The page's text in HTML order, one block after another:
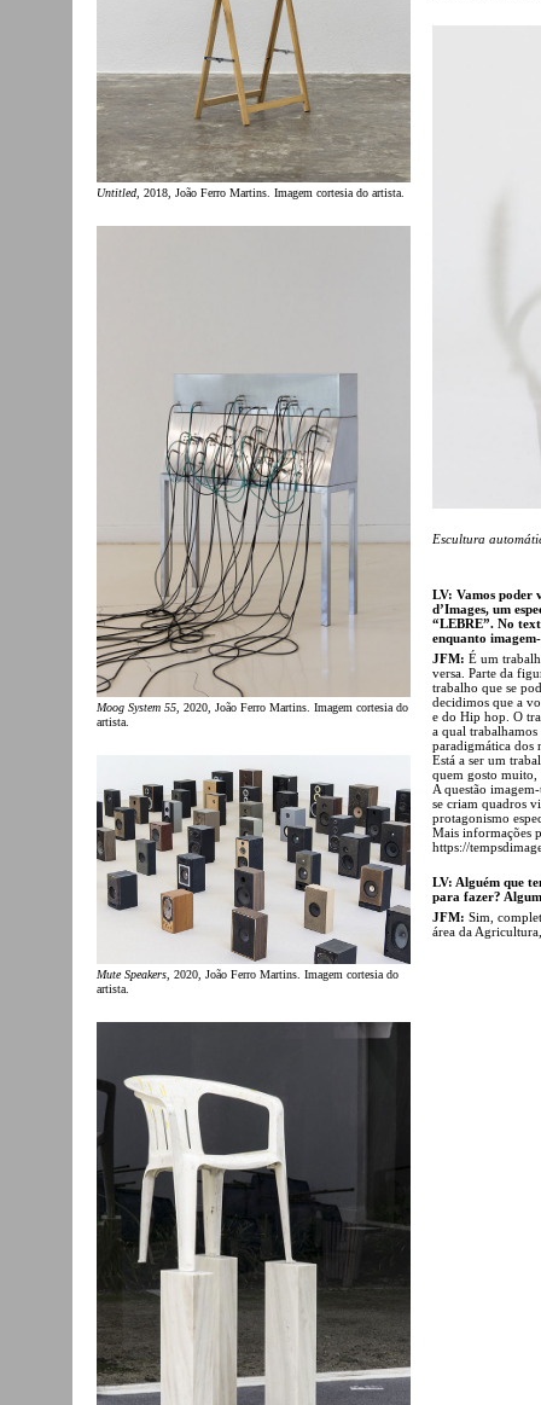
Untitled , 2018, João Ferro Martins. Imagem cortesia do artista.
Moog System 55 , 2020, João Ferro Martins. Imagem cortesia do
artista.
Mute Speakers , 2020, João Ferro Martins. Imagem cortesia do
artista.
Escultura
LV: Vamos poder
d’Images, um
“LEBRE”. No
enquanto
JFM: É um
versa. Parte da
trabalho que se
decidimos que a
e do Hip hop. O
a qual
paradigmática dos
Está a ser um
quem gosto muito,
A questão
se criam quadros
protagonismo
Mais informações
https://
LV: Alguém que
para fazer?
JFM: Sim,
área da